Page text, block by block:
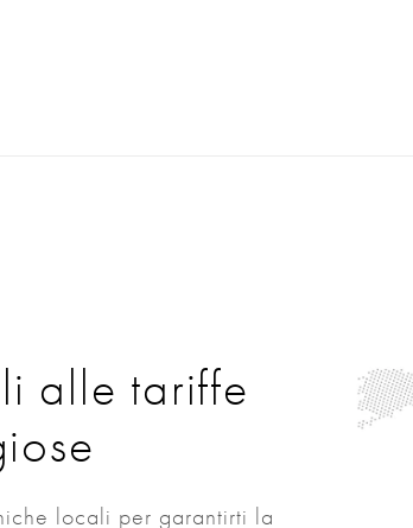
alle tariffe
locali per garantirti la